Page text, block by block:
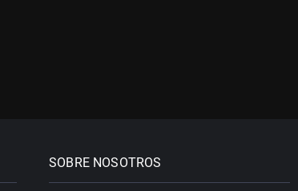
SOBRE NOSOTROS